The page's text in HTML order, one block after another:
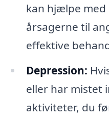
kan hjælpe
årsagerne til
effektive
Depression:
eller har mistet
aktiviteter, du